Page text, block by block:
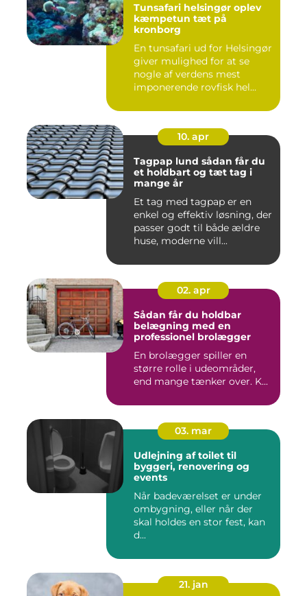
Tunsafari helsingør oplev
kæmpetun tæt på
kronborg
En tunsafari ud for Helsingør
giver mulighed for at se
nogle af verdens mest
imponerende rovfisk hel...
10. apr
Tagpap lund sådan får du
et holdbart og tæt tag i
mange år
Et tag med tagpap er en
enkel og effektiv løsning, der
passer godt til både ældre
huse, moderne vill...
02. apr
Sådan får du holdbar
belægning med en
professionel brolægger
En brolægger spiller en
større rolle i udeområder,
end mange tænker over. K...
03. mar
Udlejning af toilet til
byggeri, renovering og
events
Når badeværelset er under
ombygning, eller når der
skal holdes en stor fest, kan
d...
21. jan